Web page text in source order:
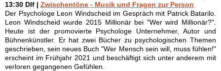
13:30 Dlf | Zwischentöne - Musik und Fragen zur Person
Der Psychologe Leon Windscheid im Gespräch mit Patrick Batarilo.
Leon Windscheid wurde 2015 Millionär bei "Wer wird Millionär?".
Heute ist der promovierte Psychologe Unternehmer, Autor und
Bühnenkünstler. Er hat zwei Bücher zu psychologischen Themen
geschrieben, sein neues Buch "Wer Mensch sein will, muss fühlen!"
erscheint im Frühjahr 2021 und beschäftigt sich unter anderem mit
verloren gegangenen Gefühlen.